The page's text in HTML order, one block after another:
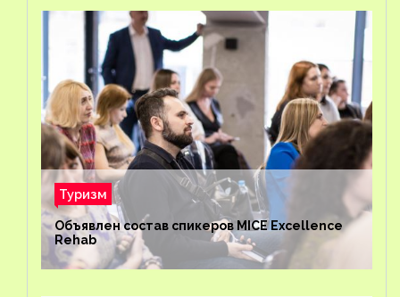
Туризм
Объявлен состав спикеров MICE Excellence
Rehab